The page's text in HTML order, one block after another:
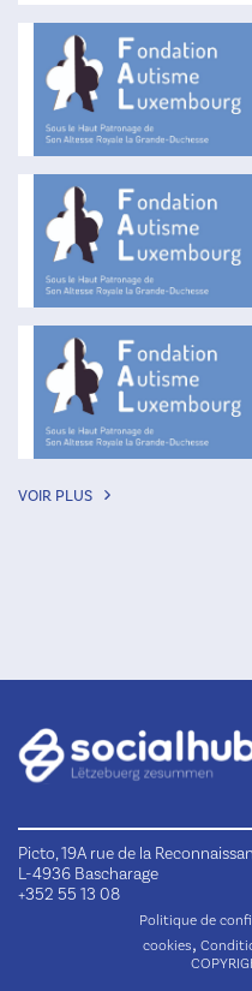
VOIR PLUS
Picto, 19A rue de la
L-4936 Bascharage
+352 55 13 08
Politique de
cookies,